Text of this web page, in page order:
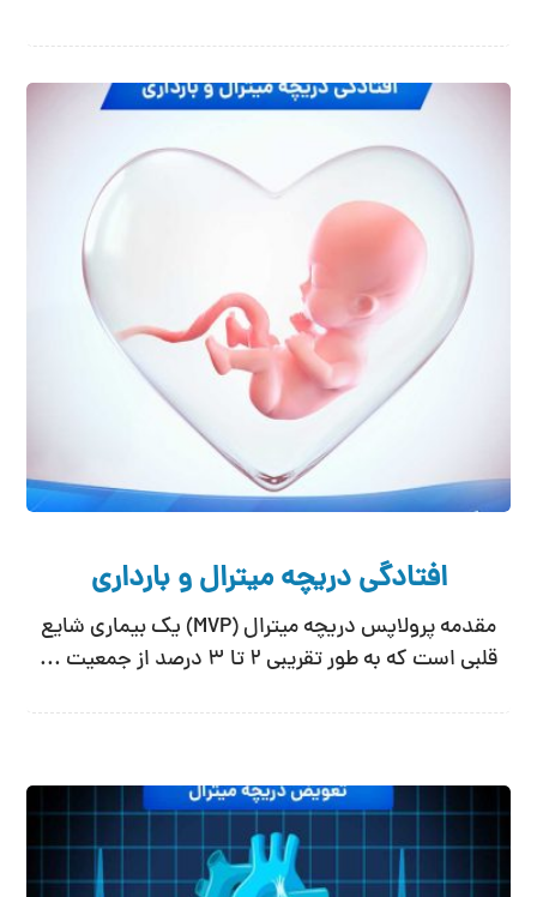
افتادگی دریچه میترال و بارداری
مقدمه پرولاپس دریچه میترال (MVP) یک بیماری شایع
قلبی است که به طور تقریبی ۲ تا ۳ درصد از جمعیت ...